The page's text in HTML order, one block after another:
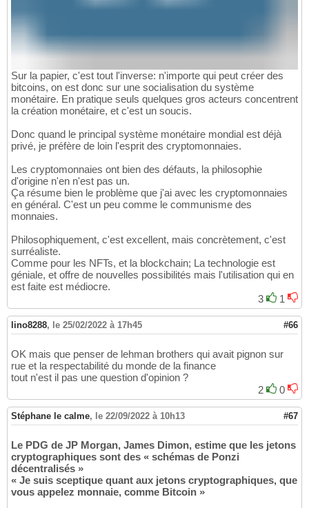
Sur la papier, c'est tout l'inverse: n'importe qui peut créer des
bitcoins, on est donc sur une socialisation du système
monétaire. En pratique seuls quelques gros acteurs concentrent
la création monétaire, et c'est un soucis.
Donc quand le principal système monétaire mondial est déjà
privé, je préfère de loin l'esprit des cryptomonnaies.
Les cryptomonnaies ont bien des défauts, la philosophie
d'origine n'en n'est pas un.
Ça résume bien le problème que j'ai avec les cryptomonnaies
en général. C'est un peu comme le communisme des
monnaies.
Philosophiquement, c'est excellent, mais concrètement, c'est
surréaliste.
Comme pour les NFTs, et la blockchain; La technologie est
géniale, et offre de nouvelles possibilités mais l'utilisation qui en
est faite est médiocre.
3
1
lino8288, le 25/02/2022 à 17h45 #66
OK mais que penser de lehman brothers qui avait pignon sur
rue et la respectabilité du monde de la finance
tout n'est il pas une question d'opinion ?
2
0
Stéphane le calme, le 22/09/2022 à 10h13 #67
Le PDG de JP Morgan, James Dimon, estime que les jetons
cryptographiques sont des « schémas de Ponzi
décentralisés »
« Je suis sceptique quant aux jetons cryptographiques, que
vous appelez monnaie, comme Bitcoin »